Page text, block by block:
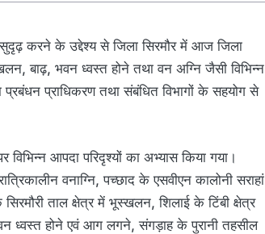
सुदृढ़ करने के उद्देश्य से जिला सिरमौर में आज जिला
बाढ़, भवन ध्वस्त होने तथा वन अग्नि जैसी विभिन्न
प्राधिकरण तथा संबंधित विभागों के सहयोग से
आपदा परिदृश्यों का अभ्यास किया गया।
वनाग्नि, पच्छाद के एसवीएन कालोनी सराहां
ताल क्षेत्र में भूस्खलन, शिलाई के टिंबी क्षेत्र
ध्वस्त होने एवं आग लगने, संगड़ाह के पुरानी तहसील